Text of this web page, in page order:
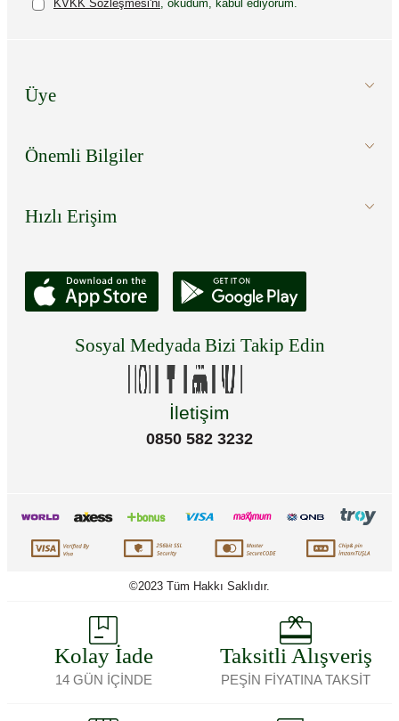
KVKK Sözleşmesi'ni, okudum, kabul ediyorum.
Üye
Önemli Bilgiler
Hızlı Erişim
Sosyal Medyada Bizi Takip Edin
İletişim
0850 582 3232
©2023 Tüm Hakkı Saklıdır.
Kolay İade
14 GÜN İÇİNDE
Taksitli Alışveriş
PEŞİN FİYATINA TAKSİT